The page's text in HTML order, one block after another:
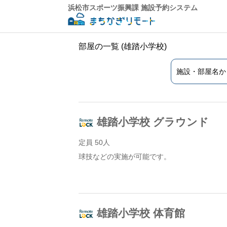
浜松市スポーツ振興課 施設予約システム
部屋の一覧 (雄踏小学校)
雄踏小学校 グラウンド
定員 50人
球技などの実施が可能です。
雄踏小学校 体育館